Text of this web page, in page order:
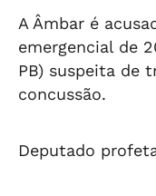
A Âmbar é
emergencial de
PB) suspeita de
concussão.
Deputado